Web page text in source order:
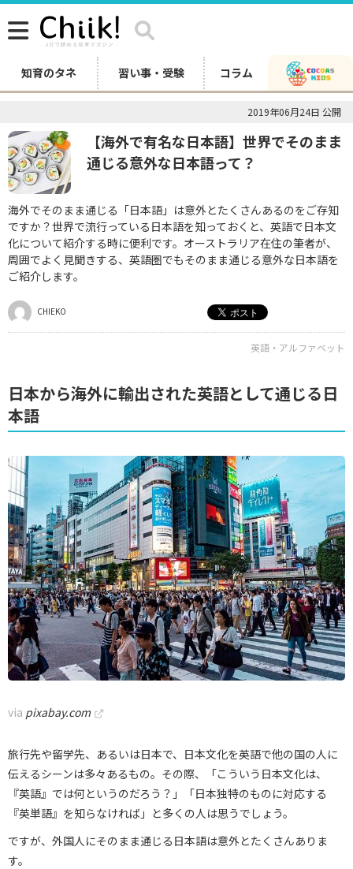
知育のタネ 習い事・受験 コラム
2019年06月24日 公開
【海外で有名な日本語】世界でそのまま
通じる意外な日本語って？
海外でそのまま通じる「日本語」は意外とたくさんあるのをご存知
ですか？世界で流行っている日本語を知っておくと、英語で日本文
化について紹介する時に便利です。オーストラリア在住の筆者が、
周囲でよく見聞きする、英語圏でもそのまま通じる意外な日本語を
ご紹介します。
CHIEKO
英語・アルファベット
日本から海外に輸出された英語として通じる日
本語
via pixabay.com
旅行先や留学先、あるいは日本で、日本文化を英語で他の国の人に
伝えるシーンは多々あるもの。その際、「こういう日本文化は、
『英語』では何というのだろう？」「日本独特のものに対応する
『英単語』を知らなければ」と多くの人は思うでしょう。
ですが、外国人にそのまま通じる日本語は意外とたくさんありま
す。